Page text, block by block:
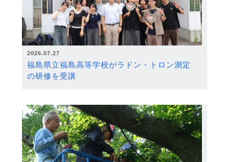
2026.07.27
福島県立福島高等学校がラドン・トロン測定
の研修を受講